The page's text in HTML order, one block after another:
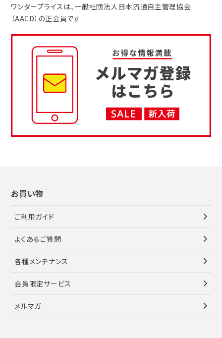
ワンダープライスは、一般社団法人 日本流通自主管理協会
（AACD） の正会員です
お買い物
ご利用ガイド
よくあるご質問
各種メンテナンス
会員限定サービス
メルマガ